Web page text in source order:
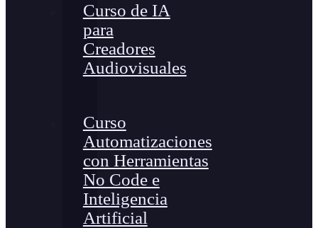
Curso de IA
para
Creadores
Audiovisuales
Curso
Automatizaciones
con Herramientas
No Code e
Inteligencia
Artificial